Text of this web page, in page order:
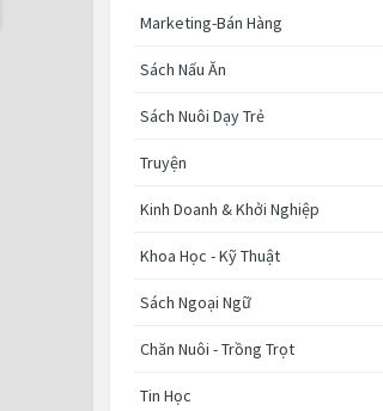
Marketing-Bán Hàng
Sách Nấu Ăn
Sách Nuôi Dạy Trẻ
Truyện
Kinh Doanh & Khởi Nghiệp
Khoa Học - Kỹ Thuật
Sách Ngoại Ngữ
Chăn Nuôi - Trồng Trọt
Tin Học